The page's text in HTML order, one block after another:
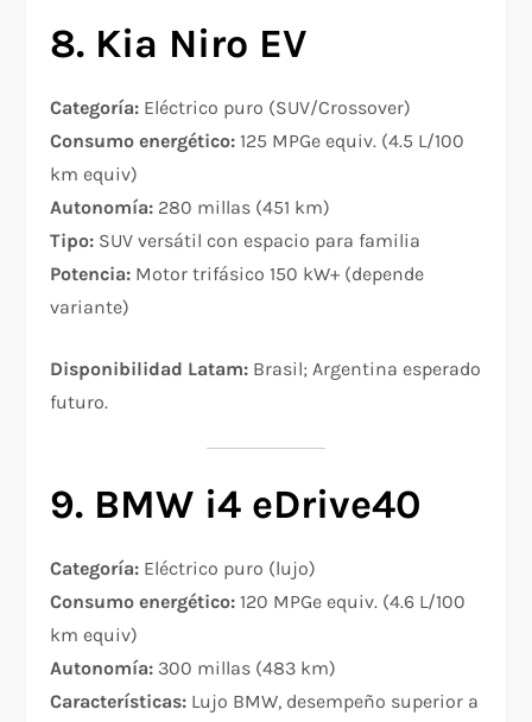
8. Kia Niro EV
Categoría: Eléctrico puro (SUV/Crossover)
Consumo energético: 125 MPGe equiv. (4.5 L/100
km equiv)
Autonomía: 280 millas (451 km)
Tipo: SUV versátil con espacio para familia
Potencia: Motor trifásico 150 kW+ (depende
variante)
Disponibilidad Latam: Brasil; Argentina esperado
futuro.
9. BMW i4 eDrive40
Categoría: Eléctrico puro (lujo)
Consumo energético: 120 MPGe equiv. (4.6 L/100
km equiv)
Autonomía: 300 millas (483 km)
Características: Lujo BMW, desempeño superior a